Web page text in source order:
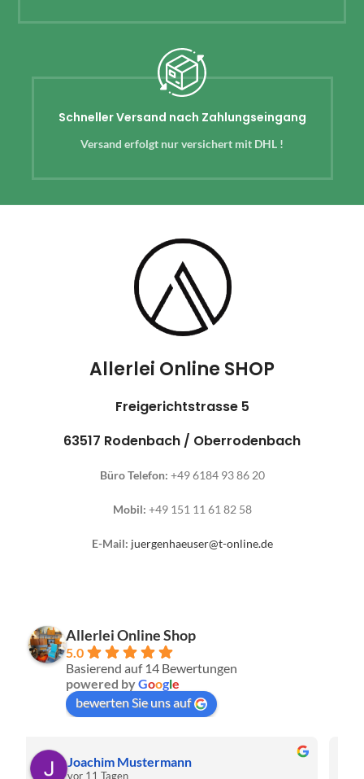
Schneller Versand nach Zahlungseingang
Versand erfolgt nur versichert mit DHL !
Allerlei Online SHOP
Freigerichtstrasse 5
63517 Rodenbach / Oberrodenbach
Büro Telefon: +49 6184 93 86 20
Mobil: +49 151 11 61 82 58
E-Mail: juergenhaeuser@t-online.de
Allerlei Online Shop
5.0
Basierend auf 14 Bewertungen
powered byGoogle
bewerten Sie uns auf
Christa Meis
vor 2 Monaten